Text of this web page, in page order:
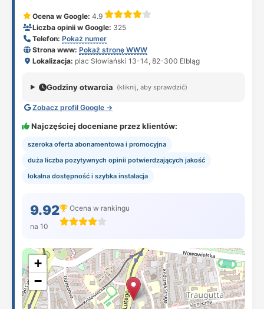
Ocena w Google: 4.9
Liczba opinii w Google: 325
Telefon: Pokaż numer
Strona www: Pokaż stronę WWW
Lokalizacja: plac Słowiański 13-14, 82-300 Elbląg
Godziny otwarcia (kliknij, aby sprawdzić)
Zobacz profil Google →
Najczęściej doceniane przez klientów:
szeroka oferta abonamentowa i promocyjna
duża liczba pozytywnych opinii potwierdzających jakość
lokalna dostępność i szybka instalacja
9.92
na 10
Ocena w rankingu
+
−